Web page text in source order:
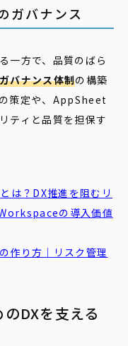
ガバナンス
一方で、品質のばら
ガバナンス体制の構築
策定や、AppSheet
ティと品質を担保す
とは？DX推進を阻むリ
の導入価値
の作り方｜リスク管理
のDXを支える